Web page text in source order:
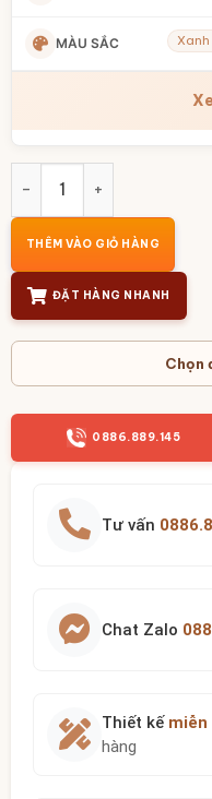
MÀU SẮC Xanh
THÊM VÀO GIỎ HÀNG
ĐẶT HÀNG NHANH
Chọn
0886.889.145
Tư vấn
Chat Zalo
Thiết kế miễn
hàng